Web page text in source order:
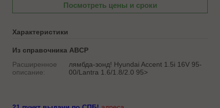
Посмотреть цены и сроки
Характеристики
Из справочника ABCP
Расширенное
описание:
лямбда-зонд! Hyundai Accent 1.5i 16V 95-
00/Lantra 1.6/1.8/2.0 95>